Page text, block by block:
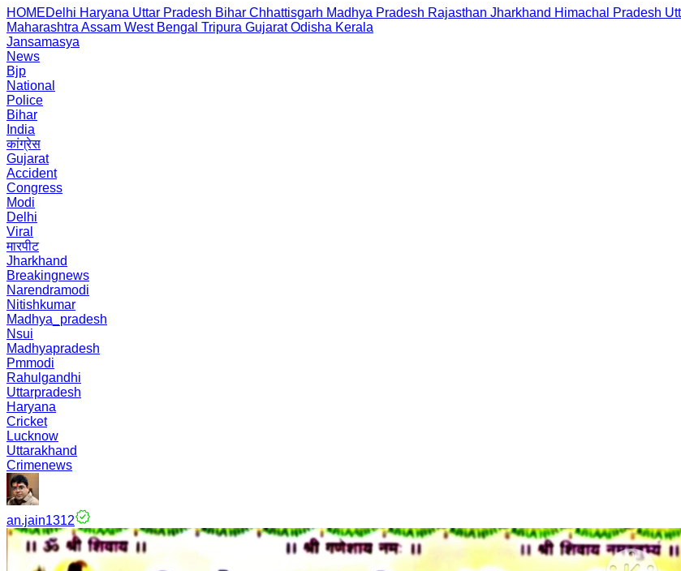
HOMEDelhi Haryana Uttar Pradesh Bihar Chhattisgarh Madhya Pradesh Rajasthan Jharkhand Himachal Pradesh
Maharashtra Assam West Bengal Tripura Gujarat Odisha Kerala
Jansamasya
News
Bjp
National
Police
Bihar
India
कांग्रेस
Gujarat
Accident
Congress
Modi
Delhi
Viral
मारपीट
Jharkhand
Breakingnews
Narendramodi
Nitishkumar
Madhya_pradesh
Nsui
Madhyapradesh
Pmmodi
Rahulgandhi
Uttarpradesh
Haryana
Cricket
Lucknow
Uttarakhand
Crimenews
an.jain1312